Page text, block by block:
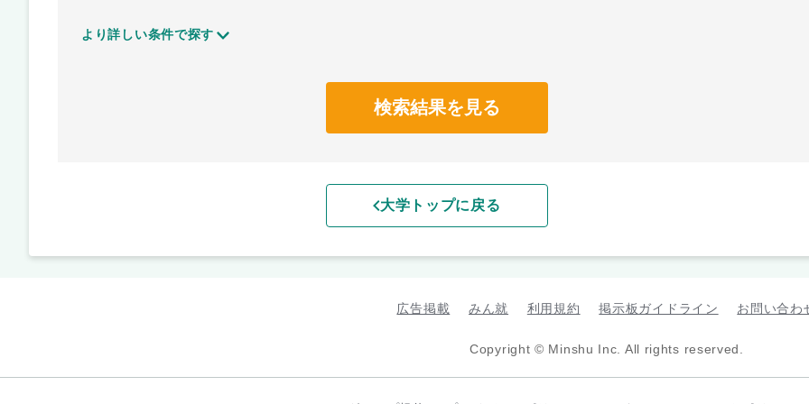
より詳しい条件で探す
検索結果を見る
大学トップに戻る
広告掲載 みん就 利用規約 掲示板ガイドライン お問い合わ
Copyright © Minshu Inc. All rights reserved.